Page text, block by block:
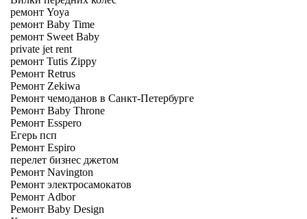
ремонт Yoya
ремонт Baby Time
ремонт Sweet Baby
private jet rent
ремонт Tutis Zippy
Ремонт Retrus
Ремонт Zekiwa
Ремонт чемоданов в Санкт-Петербурге
Ремонт Baby Throne
Ремонт Esspero
Егерь псп
Ремонт Espiro
перелет бизнес джетом
Ремонт Navington
Ремонт электросамокатов
Ремонт Adbor
Ремонт Baby Design